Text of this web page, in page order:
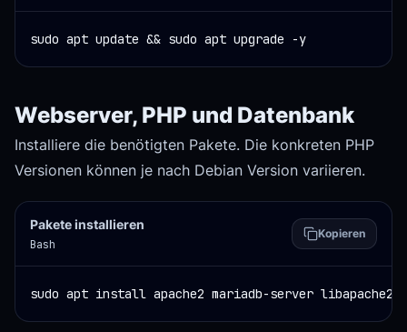
sudo apt update && sudo apt upgrade -y
Webserver, PHP und Datenbank
Installiere die benötigten Pakete. Die konkreten PHP
Versionen können je nach Debian Version variieren.
Pakete installieren
Bash
Kopieren
sudo apt install apache2 mariadb-server libapache2-